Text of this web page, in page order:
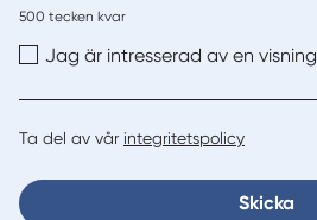
500 tecken kvar
Jag är intresserad av en visning
Ta del av vår integritetspolicy
Skicka